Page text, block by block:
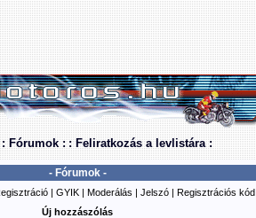
: Fórumok : : Feliratkozás a levlistára :
- Fórumok -
| GYIK | Moderálás | Jelszó | Regisztrációs kód
Új hozzászólás